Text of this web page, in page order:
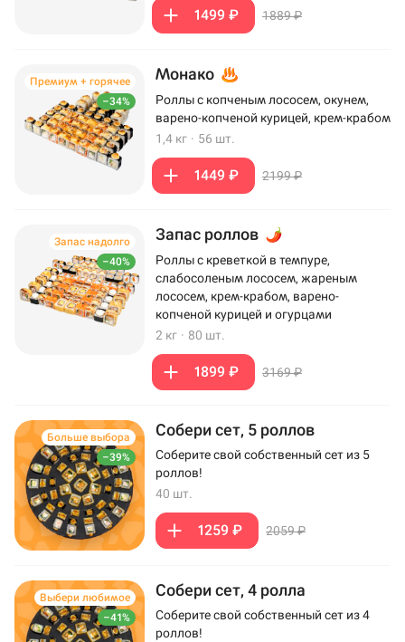
1499 ₽ 1889 ₽
–34%
Премиум + горячее Монако
Роллы с копченым лососем, окунем,
варено-копченой курицей, крем-крабом
1,4 кг · 56 шт.
1449 ₽ 2199 ₽
–40%
Запас надолго Запас роллов
Роллы с креветкой в темпуре,
слабосоленым лососем, жареным
лососем, крем-крабом, варено-
копченой курицей и огурцами
2 кг · 80 шт.
1899 ₽ 3169 ₽
–39%
Больше выбора Собери сет, 5 роллов
Соберите свой собственный сет из 5
роллов!
40 шт.
1259 ₽ 2059 ₽
–41%
Выбери любимое Собери сет, 4 ролла
Соберите свой собственный сет из 4
роллов!